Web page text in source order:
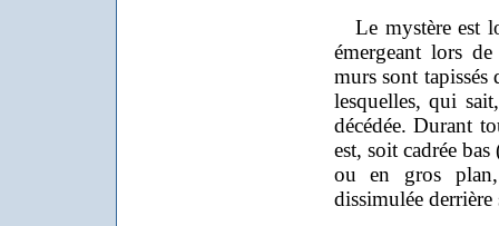
Le mystère est
émergeant lors
murs sont
lesquelles, qui
décédée. Durant
est, soit cadrée
ou en gros
dissimulée